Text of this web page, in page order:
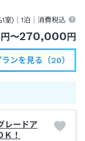
1室)｜1泊 ｜消費税込
円〜270,000円
ンを見る（20）
レードア
！